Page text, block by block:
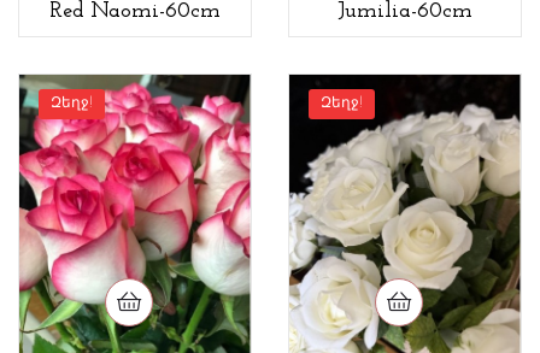
Red Naomi-60cm Jumilia-60cm
Զեղջ! Զեղջ!